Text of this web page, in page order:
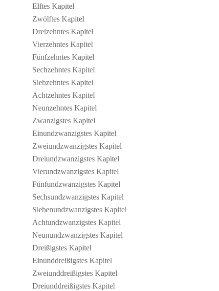
Elftes Kapitel
Zwölftes Kapitel
Drei­zehntes Kapitel
Vier­zehntes Kapitel
Fünf­zehntes Kapitel
Sech­zehntes Kapitel
Sieb­zehntes Kapitel
Acht­zehntes Kapitel
Neun­zehntes Kapitel
Zwan­zig­stes Kapitel
Ein­und­zwan­zig­stes Kapitel
Zwei­und­zwan­zig­stes Kapitel
Drei­und­zwan­zig­stes Kapitel
Vier­und­zwan­zig­stes Kapitel
Fünf­und­zwan­zig­stes Kapitel
Sechs­und­zwan­zig­stes Kapitel
Sie­ben­und­zwan­zig­stes Kapitel
Acht­und­zwan­zig­stes Kapitel
Neun­und­zwan­zig­stes Kapitel
Drei­ßig­stes Kapitel
Ein­und­drei­ßig­stes Kapitel
Zwei­und­drei­ßig­stes Kapitel
Drei­und­drei­ßig­stes Kapitel